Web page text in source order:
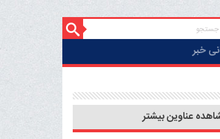
خبر
عناوین بیشتر